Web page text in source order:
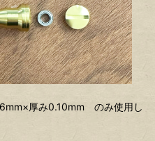
厚み0.10mm のみ使用し